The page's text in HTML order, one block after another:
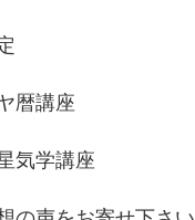
暦講座
気学講座